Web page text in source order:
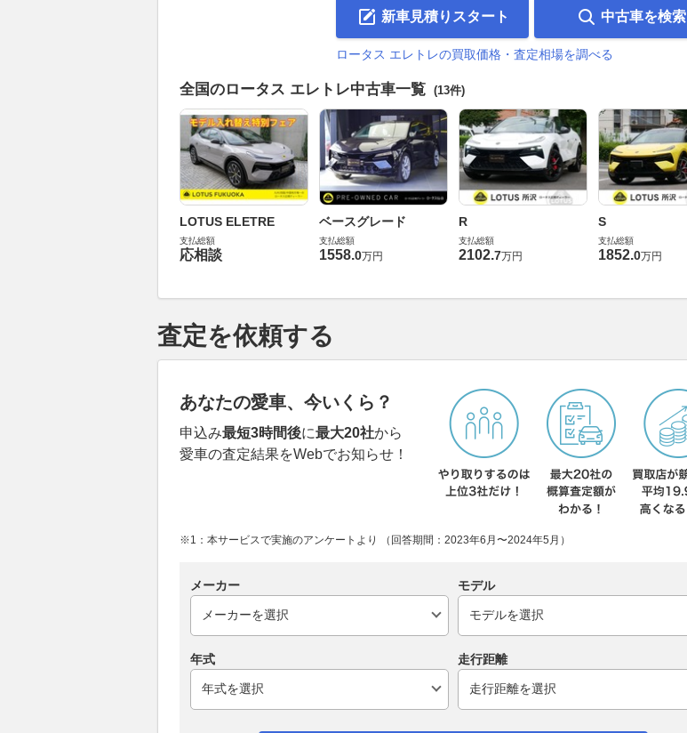
新車見積りスタート 中古車を検索
ロータス エレトレの買取価格・査定相場を調べる
全国のロータス エレトレ中古車一覧 (13件)
LOTUS ELETRE
支払総額
応相談
ベースグレード
支払総額
1558.0万円
R
支払総額
2102.7万円
S
支払総額
1852.0万円
査定を依頼する
あなたの愛車、今いくら？
申込み最短3時間後に最大20社から
愛車の査定結果をWebでお知らせ！
※1：本サービスで実施のアンケートより （回答期間：2023年6月〜2024年5月）
メーカー モデル
年式 走行距離